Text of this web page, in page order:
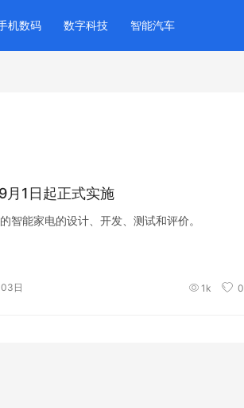
机数码 数字科技 智能汽车
月1日起正式实施
智能家电的设计、开发、测试和评价。
日 1k 0